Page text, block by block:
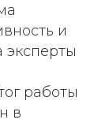
и
эксперты
работы
в